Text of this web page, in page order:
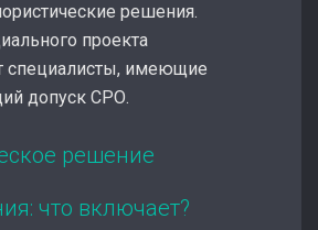
решения.
проекта
специалисты, имеющие
допуск СРО.
решение
что включает?